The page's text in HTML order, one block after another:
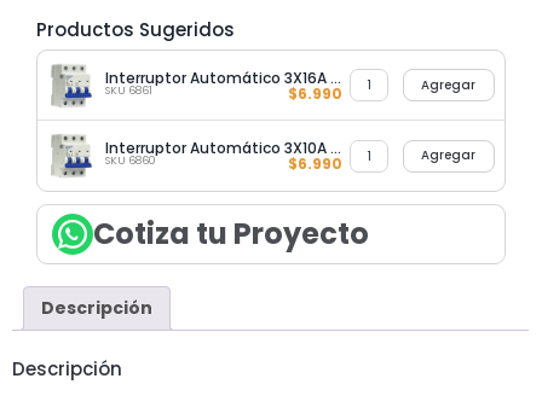
Productos Sugeridos
Interruptor Automático 3X16A 6KA Curva C Stanford
SKU 6861 $6.990 Agregar
Interruptor Automático 3X10A 6KA Curva C Stanford
SKU 6860 $6.990 Agregar
Cotiza tu Proyecto
Descripción
Descripción